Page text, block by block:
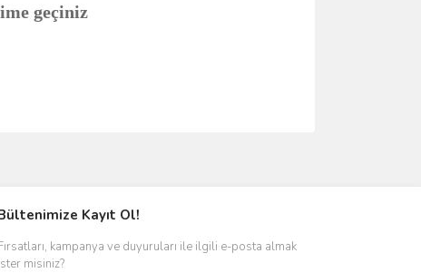
geçiniz
Kayıt Ol!
kampanya ve duyuruları ile ilgili e-posta almak
misiniz?